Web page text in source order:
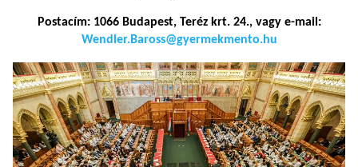
Postacím: 1066 Budapest, Teréz krt. 24., vagy e-mail:
Wendler.Baross@gyermekmento.hu